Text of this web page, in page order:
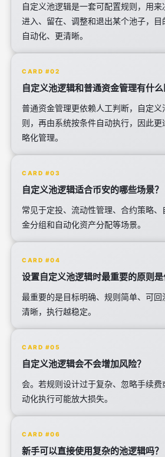
自定义池逻辑是一套可配置规则，用
进入、留在、调整和退出某个池子，目
自动化、更清晰。
CARD #02
自定义池逻辑和普通资金管理有什么
普通资金管理更依赖人工判断，自定义
则，再由系统按条件自动执行，因此
略化管理。
CARD #03
自定义池逻辑适合币安的哪些场景？
常见于定投、流动性管理、合约策略
金分组和自动化资产分配等场景。
CARD #04
设置自定义池逻辑时最重要的原则是
最重要的是目标明确、规则简单、可
清晰，执行越稳定。
CARD #05
自定义池逻辑会不会增加风险？
会。若规则设计过于复杂、忽略手续费
动化执行可能放大损失。
CARD #06
新手可以直接使用复杂的池逻辑吗？